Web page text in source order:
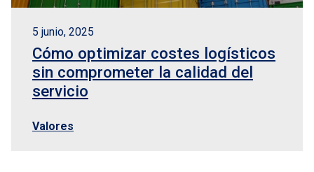
5 junio, 2025
Cómo optimizar costes logísticos
sin comprometer la calidad del
servicio
Valores